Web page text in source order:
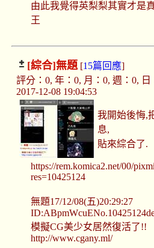
由此我覺得英梨梨其實才是
王
[綜合]無題[15篇回應]
評分：0, 年：0, 月：0, 週：0, 日
2017-12-08 19:04:53
我開始後悔,
息,
貼來綜合了.
https://rem.komica2.net/00/
res=10425124
無題17/12/08(五)20:29:27
模擬CG美少女居然復活了!!
http://www.cgany.ml/